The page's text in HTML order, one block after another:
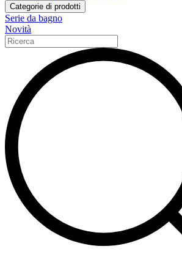
Categorie di prodotti
Serie da bagno
Novità